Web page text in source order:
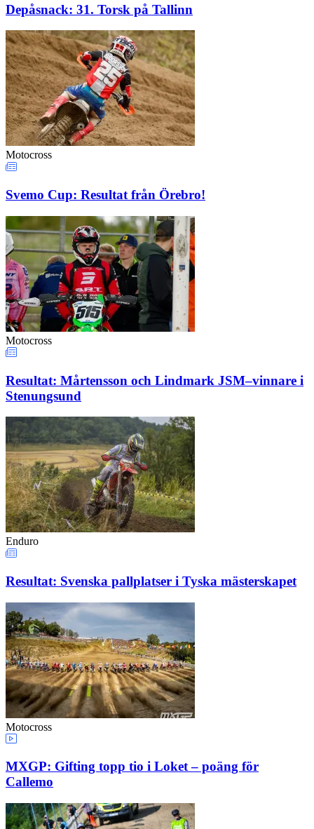
Depåsnack: 31. Torsk på Tallinn
Motocross
Svemo Cup: Resultat från Örebro!
Motocross
Resultat: Mårtensson och Lindmark JSM–vinnare i
Stenungsund
Enduro
Resultat: Svenska pallplatser i Tyska mästerskapet
Motocross
MXGP: Gifting topp tio i Loket – poäng för
Callemo